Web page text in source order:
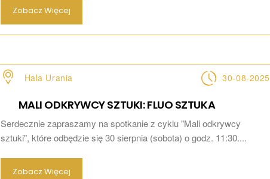
Zobacz Więcej
Hala Urania 30-08-2025
MALI ODKRYWCY SZTUKI: FLUO SZTUKA
Serdecznie zapraszamy na spotkanie z cyklu "Mali odkrywcy
sztuki", które odbędzie się 30 sierpnia (sobota) o godz. 11:30....
Zobacz Więcej